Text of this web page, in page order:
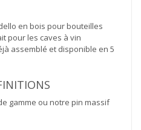
en bois pour bouteilles
pour les caves à vin
assemblé et disponible en 5
gamme ou notre pin massif